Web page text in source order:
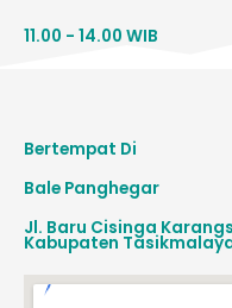
11.00 - 14.00 WIB
Bertempat Di
Bale Panghegar
Jl. Baru Cisinga
Kabupaten